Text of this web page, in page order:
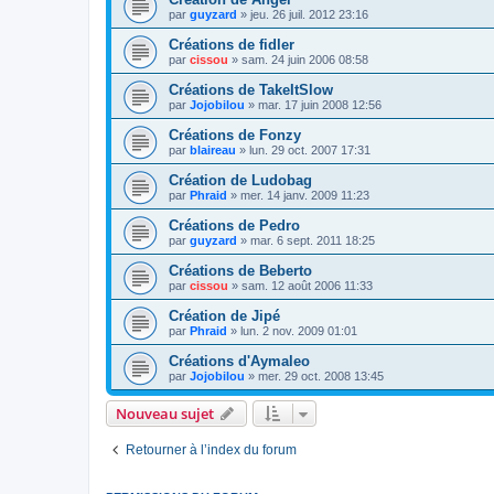
par guyzard » jeu. 26 juil. 2012 23:16
Créations de fidler
par cissou » sam. 24 juin 2006 08:58
Créations de TakeItSlow
par Jojobilou » mar. 17 juin 2008 12:56
Créations de Fonzy
par blaireau » lun. 29 oct. 2007 17:31
Création de Ludobag
par Phraid » mer. 14 janv. 2009 11:23
Créations de Pedro
par guyzard » mar. 6 sept. 2011 18:25
Créations de Beberto
par cissou » sam. 12 août 2006 11:33
Création de Jipé
par Phraid » lun. 2 nov. 2009 01:01
Créations d'Aymaleo
par Jojobilou » mer. 29 oct. 2008 13:45
Nouveau sujet
Retourner à l’index du forum